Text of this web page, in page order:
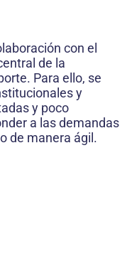
con el
de la
Para ello, se
y
y poco
a las demandas
de manera ágil.